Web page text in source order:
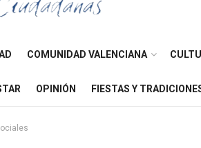
COMUNIDAD VALENCIANA
OPINIÓN FIESTAS Y